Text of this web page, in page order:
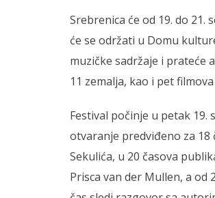
Srebrenica će od 19. do
će se održati u Domu
muzičke sadržaje i prateće
11 zemalja, kao i pet
Festival počinje u petak 19.
otvaranje predviđeno za 18
Sekulića, u 20 časova
Prisca van der Mullen, a od